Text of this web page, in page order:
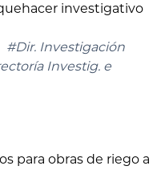
investigativo
#Dir. Investigación
Investig. e
para obras de riego a